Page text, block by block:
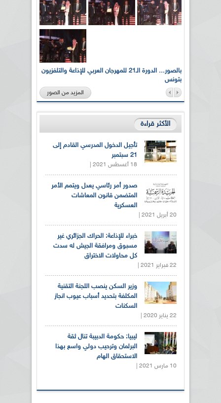
بالصور... الدورة الـ21 للمهرجان العربي للإذاعة والتلفزيون
بتونس
المزيد من الصور
الأكثر قراءة
تأجيل الدخول المدرسي القادم إلى
21 سبتمبر
18 أغسطس 2021 |
صدور أمر رئاسي يعدل ويتمم الأمر
المتضمن قانون المعاشات
العسكرية
20 أبريل 2021 |
خبراء للإذاعة: الحراك الجزائري غير
مسبوق ومرافقة الجيش له سدت
كل محاولات الاختراق
22 فبراير 2021 |
وزير السكن ينصب اللجنة التقنية
المكلفة بتحديد أسباب عيوب انجاز
السكنات
22 يناير 2020 |
ليبيا: حكومة الدبيبة تنال ثقة
البرلمان وترحيب دولي واسع بهذا
الاستحقاق الهام
10 مارس 2021 |